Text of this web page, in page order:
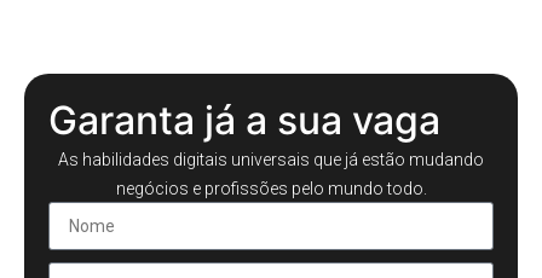
Garanta já a sua vaga
As habilidades digitais universais que já estão mudando
negócios e profissões pelo mundo todo.